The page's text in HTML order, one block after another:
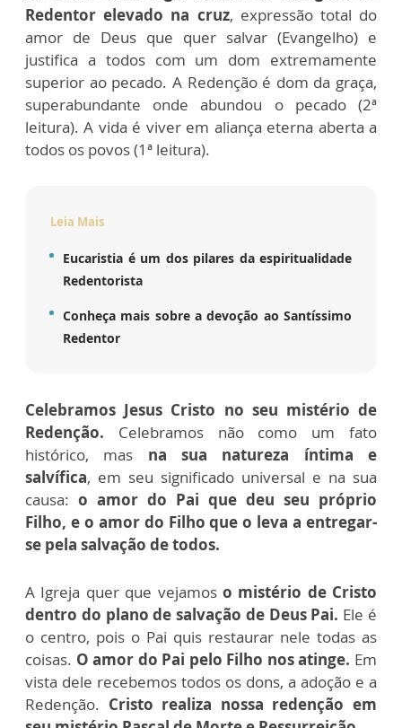
Redentor elevado na cruz, expressão total do
amor de Deus que quer salvar (Evangelho) e
justifica a todos com um dom extremamente
superior ao pecado. A Redenção é dom da graça,
superabundante onde abundou o pecado (2ª
leitura). A vida é viver em aliança eterna aberta a
todos os povos (1ª leitura).
Leia Mais
Eucaristia é um dos pilares da espiritualidade
Redentorista
Conheça mais sobre a devoção ao Santíssimo
Redentor
Celebramos Jesus Cristo no seu mistério de
Redenção. Celebramos não como um fato
histórico, mas na sua natureza íntima e
salvífica, em seu significado universal e na sua
causa: o amor do Pai que deu seu próprio
Filho, e o amor do Filho que o leva a entregar-
se pela salvação de todos.
A Igreja quer que vejamos o mistério de Cristo
dentro do plano de salvação de Deus Pai. Ele é
o centro, pois o Pai quis restaurar nele todas as
coisas. O amor do Pai pelo Filho nos atinge. Em
vista dele recebemos todos os dons, a adoção e a
Redenção. Cristo realiza nossa redenção em